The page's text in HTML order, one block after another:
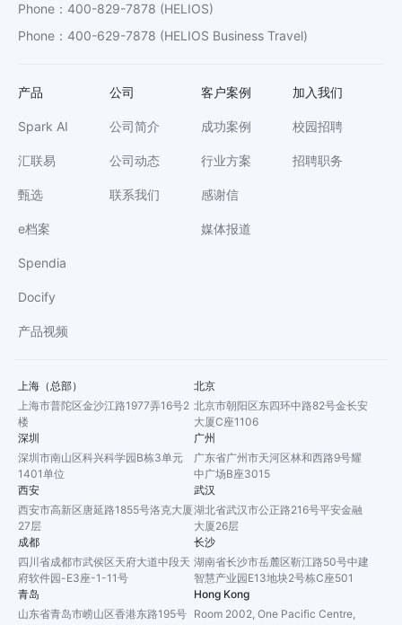
Phone ： 400-829-7878 (HELIOS)
Phone ： 400-629-7878 (HELIOS Business Travel)
产品
Spark AI
汇联易
甄选
e档案
Spendia
Docify
产品视频
公司
公司简介
公司动态
联系我们
客户案例
成功案例
行业方案
感谢信
媒体报道
加入我们
校园招聘
招聘职务
上海（总部）
上海市普陀区金沙江路1977弄16号2
楼
北京
北京市朝阳区东四环中路82号金长安
大厦C座1106
深圳
深圳市南山区科兴科学园B栋3单元
1401单位
广州
广东省广州市天河区林和西路9号耀
中广场B座3015
西安
西安市高新区唐延路1855号洛克大厦
27层
武汉
湖北省武汉市公正路216号平安金融
大厦26层
成都
四川省成都市武侯区天府大道中段天
府软件园-E3座-1-11号
长沙
湖南省长沙市岳麓区靳江路50号中建
智慧产业园E13地块2号栋C座501
青岛
山东省青岛市崂山区香港东路195号
Hong Kong
Room 2002, One Pacific Centre,